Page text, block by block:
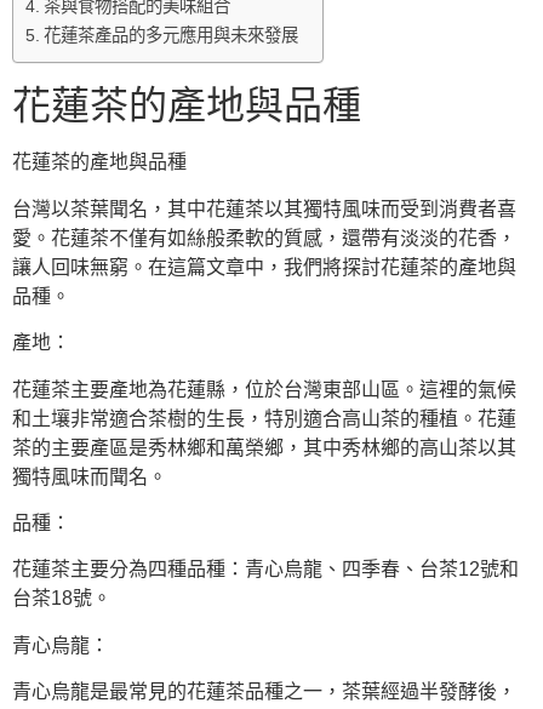
茶與食物搭配的美味組合
花蓮茶產品的多元應用與未來發展
花蓮茶的產地與品種
花蓮茶的產地與品種
台灣以茶葉聞名，其中花蓮茶以其獨特風味而受到消費者喜
愛。花蓮茶不僅有如絲般柔軟的質感，還帶有淡淡的花香，
讓人回味無窮。在這篇文章中，我們將探討花蓮茶的產地與
品種。
產地：
花蓮茶主要產地為花蓮縣，位於台灣東部山區。這裡的氣候
和土壤非常適合茶樹的生長，特別適合高山茶的種植。花蓮
茶的主要產區是秀林鄉和萬榮鄉，其中秀林鄉的高山茶以其
獨特風味而聞名。
品種：
花蓮茶主要分為四種品種：青心烏龍、四季春、台茶12號和
台茶18號。
青心烏龍：
青心烏龍是最常見的花蓮茶品種之一，茶葉經過半發酵後，